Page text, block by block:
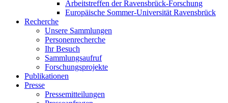
Arbeitstreffen der Ravensbrück-Forschung
Europäische Sommer-Universität Ravensbrück
Recherche
Unsere Sammlungen
Personenrecherche
Ihr Besuch
Sammlungsaufruf
Forschungsprojekte
Publikationen
Presse
Pressemitteilungen